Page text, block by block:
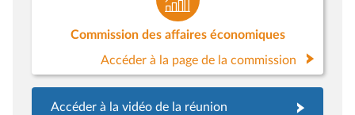
Commission des affaires économiques
Accéder à la page de la commission
Accéder à la vidéo de la réunion